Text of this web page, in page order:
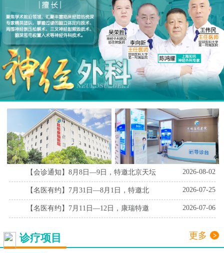
【会诊通知】8月8日—9日，特邀北京天坛 2026-08-02
【名医有约】7月31日—8月1日，特邀北 2026-07-25
【名医有约】7月11日—12日，康瑞特邀 2026-07-06
诊疗项目 更多